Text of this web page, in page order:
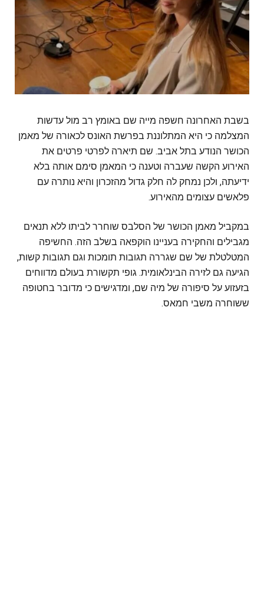
‏בשבת האחרונה חשפה מייה שם באומץ רב מול עדשות
המצלמה כי היא המתלוננת בפרשת האונס לכאורה של מאמן
הכושר הנודע בתל אביב. שם תיארה לפרטי פרטים את
האירוע הקשה שעברה וטענה כי המאמן סימם אותה בלא
ידיעתה, ולכן נמחק לה חלק גדול מהזכרון והיא נותרה עם
פלאשים עצומים מהאירוע.
במקביל מאמן הכושר של הסלבס שוחרר לביתו ללא תנאים
מגבילים והחקירה בעניינו הוקפאה בשלב הזה. החשיפה
המטלטלת של שם שגררה תגובות תומכות וגם תגובות קשות,
הגיעה גם לזירה הבינלאומית. גופי תקשורת בעולם מדווחים
בזעזוע על סיפורה של מיה שם, ומדגישים כי מדובר בחטופה
ששוחרה משבי חמאס.